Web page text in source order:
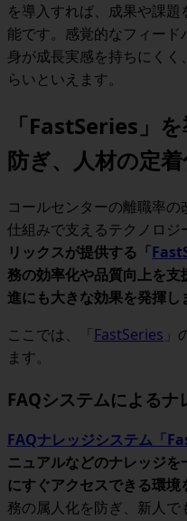
を導入すれば、成果や課
能です。 感覚的なフィード
身が成長実感を持ちにく
らいといえます。
「FastSeries」
防ぎ、人材の定
コールセンターの離職率の
仕組みで支えるテクノロジ
リックスが提供する「
務の効率化や品質向上を
進にも大きな効果を発揮し
ここでは、「FastSeries
ます。
FAQシステムによるナ
FAQナレッジシステム「
ニュアルなどのナレッジ
にすぐアクセスできる環境
務の属人化を防ぎ、新人